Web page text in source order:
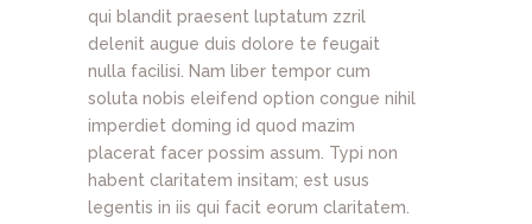
qui blandit praesent luptatum zzril
delenit augue duis dolore te feugait
nulla facilisi. Nam liber tempor cum
soluta nobis eleifend option congue nihil
imperdiet doming id quod mazim
placerat facer possim assum. Typi non
habent claritatem insitam; est usus
legentis in iis qui facit eorum claritatem.